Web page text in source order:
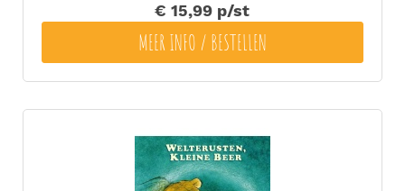
€ 15,99 p/st
MEER INFO / BESTELLEN